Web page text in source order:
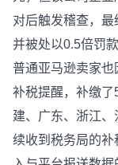
对后触发稽查，最
并被处以0.5倍罚
普通亚马逊卖家也
补税提醒，补缴
建、广东、浙江
续收到税务局的